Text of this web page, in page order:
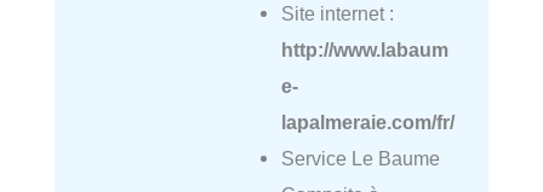
Site internet :
http://www.labaum
e-
lapalmeraie.com/fr/
Service Le Baume